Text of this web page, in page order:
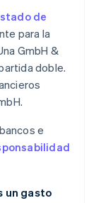
de
para la
GmbH &
doble.
e
un gasto